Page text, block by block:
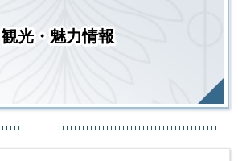
観光・魅力情報